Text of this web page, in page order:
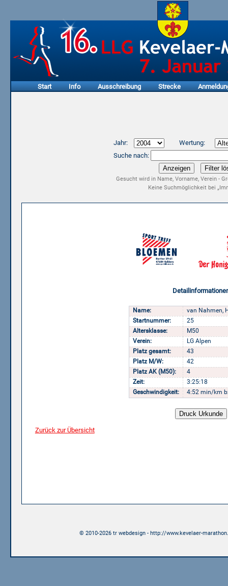
Start Info Ausschreibung Strecke
Jahr:
Wertung:
Suche nach:
Gesucht wird in Name, Vorname, Verein -
Keine Suchmöglichkeit bei
Name:
van Nahmen,
Startnummer:
25
Altersklasse:
M50
Verein:
LG Alpen
Platz gesamt:
43
Platz M/W:
42
Platz AK (M50):
4
Zeit:
3:25:18
Geschwindigkeit:
4:52 min/km
Zurück zur Übersicht
© 2010-2026 tr webdesign - http://www.kevelaer-